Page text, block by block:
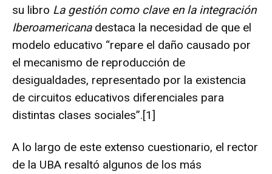
su libro La gestión como clave en la integración
Iberoamericanadestaca la necesidad de que el
modelo educativo “repare el daño causado por
el mecanismo de reproducción de
desigualdades, representado por la existencia
de circuitos educativos diferenciales para
distintas clases sociales”.[1]
A lo largo de este extenso cuestionario, el rector
de la UBA resaltó algunos de los más